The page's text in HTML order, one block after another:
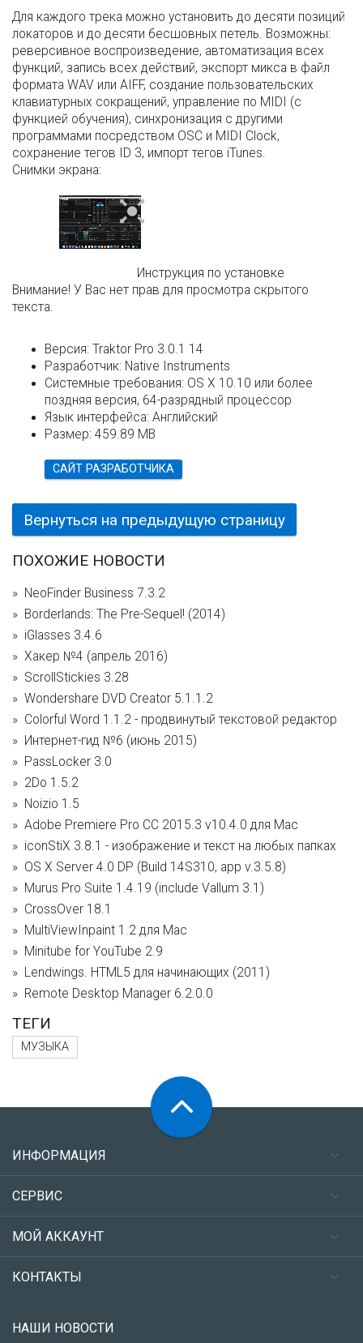
Для каждого трека можно установить до десяти позиций
локаторов и до десяти бесшовных петель. Возможны:
реверсивное воспроизведение, автоматизация всех
функций, запись всех действий, экспорт микса в файл
формата WAV или AIFF, создание пользовательских
клавиатурных сокращений, управление по MIDI (с
функцией обучения), синхронизация с другими
программами посредством OSC и MIDI Clock,
сохранение тегов ID 3, импорт тегов iTunes.
Снимки экрана:
Инструкция по установке
Внимание! У Вас нет прав для просмотра скрытого
текста.
Версия: Traktor Pro 3.0.1 14
Разработчик: Native Instruments
Системные требования: OS X 10.10 или более
поздняя версия, 64-разрядный процессор
Язык интерфейса: Английский
Размер: 459.89 MB
САЙТ РАЗРАБОТЧИКА
Вернуться на предыдущую страницу
ПОХОЖИЕ НОВОСТИ
NeoFinder Business 7.3.2
Borderlands: The Pre-Sequel! (2014)
iGlasses 3.4.6
Хакер №4 (апрель 2016)
ScrollStickies 3.28
Wondershare DVD Creator 5.1.1.2
Colorful Word 1.1.2 - продвинутый текстовой редактор
Интернет-гид №6 (июнь 2015)
PassLocker 3.0
2Do 1.5.2
Noizio 1.5
Adobe Premiere Pro CC 2015.3 v10.4.0 для Mac
iconStiX 3.8.1 - изображение и текст на любых папках
OS X Server 4.0 DP (Build 14S310, app v.3.5.8)
Murus Pro Suite 1.4.19 (include Vallum 3.1)
CrossOver 18.1
MultiViewInpaint 1.2 для Mac
Minitube for YouTube 2.9
Lendwings. HTML5 для начинающих (2011)
Remote Desktop Manager 6.2.0.0
ТЕГИ
МУЗЫКА
ИНФОРМАЦИЯ
СЕРВИС
МОЙ АККАУНТ
КОНТАКТЫ
НАШИ НОВОСТИ